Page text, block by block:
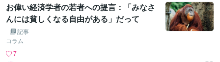
お偉い経済学者の若者への提言：「みなさ
んには貧しくなる自由がある」だって
記事
コラム
7